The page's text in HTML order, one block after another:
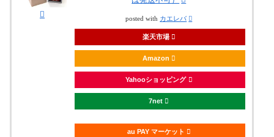
posted with カエレバ
楽天市場
Amazon
Yahooショッピング
7net
au PAY マーケット